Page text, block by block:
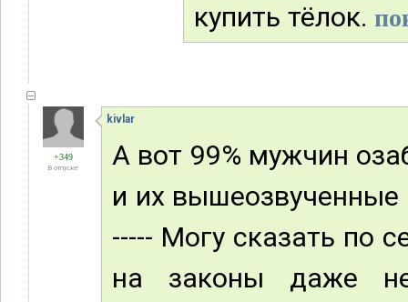
купить тёлок.
+349
В отпуске
kivlar
А вот 99% мужчин
и их
----- Могу сказать по
на законы даже